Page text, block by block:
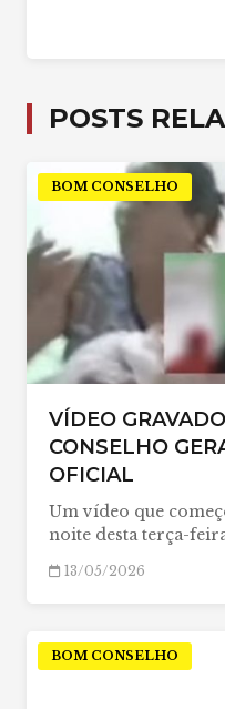
POSTS
BOM CONSELHO
VÍDEO
CONSELHO
OFICIAL
Um vídeo que
noite desta terça-
13/05/2026
BOM CONSELHO